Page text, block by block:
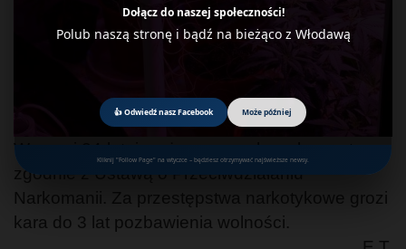
Dołącz do naszej społeczności!
Polub naszą stronę i bądź na bieżąco z Włodawą
👍 Odwiedź nasz Facebook Może później
Kliknij "Follow Page" na wtyczce – będziesz otrzymywać najświeższe newsy.
Wczoraj 34-letni mężczyzna usłyszał zarzuty
zgodnie z Ustawą o Przeciwdziałaniu
Narkomanii. Za przestępstwa narkotykowe grozi
kara do 3 lat pozbawienia wolności.